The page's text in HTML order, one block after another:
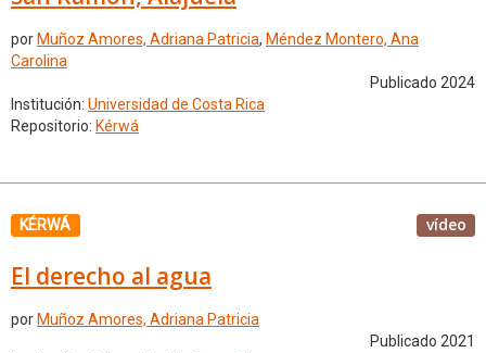
por Muñoz Amores, Adriana Patricia, Méndez Montero, Ana
Carolina
Publicado 2024
Institución: Universidad de Costa Rica
Repositorio: Kérwá
KÉRWÁ vídeo
El derecho al agua
por Muñoz Amores, Adriana Patricia
Publicado 2021